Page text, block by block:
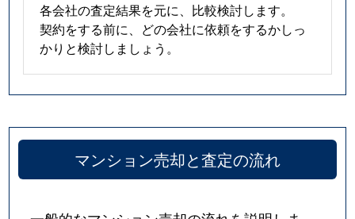
各会社の査定結果を元に、比較検討します。
契約をする前に、どの会社に依頼をするかしっ
かりと検討しましょう。
マンション売却と査定の流れ